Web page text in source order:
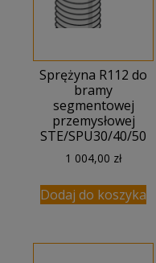
Sprężyna R112 do
bramy
segmentowej
przemysłowej
STE/SPU30/40/50
1 004,00 zł
Dodaj do koszyka